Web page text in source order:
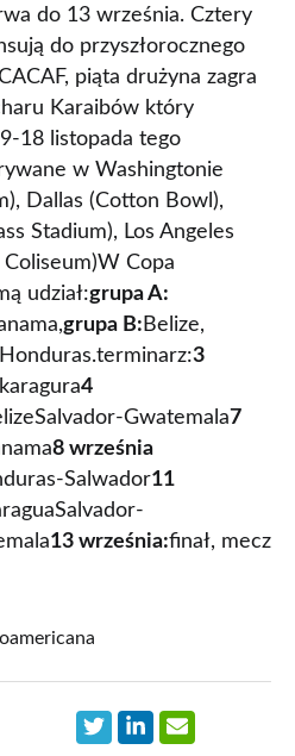
do 13 września. Cztery
do przyszłorocznego
piąta drużyna zagra
Karaibów który
18 listopada tego
w Washingtonie
Dallas (Cotton Bowl),
Stadium), Los Angeles
Copa
udział:grupa A:
grupa B: Belize,
3
4
Gwatemala7
8 września
Salwador11
13 września:finał, mecz